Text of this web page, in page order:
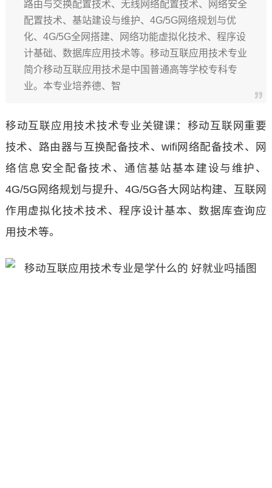
路由与交换配置技术、无线网络配置技术、网络安全
配置技术、基站建设与维护、4G/5G网络规划与优
化、4G/5G全网搭建、网络功能虚拟化技术、程序设
计基础、数据库应用技术等。移动互联应用技术专业
简介移动互联应用技术是中国普通高等学校专科专
业。本专业培养德、智
移动互联应用技术技术专业关键课：移动互联网重要
技术、路由器与互换配备技术、wifi网络配备技术、网
络信息安全配备技术、通信基站基本建设与维护、
4G/5G网络规划与提升、4G/5G各大网站构建、互联网
作用虚拟化技术技术、程序设计基本、数据库查询应
用技术等。